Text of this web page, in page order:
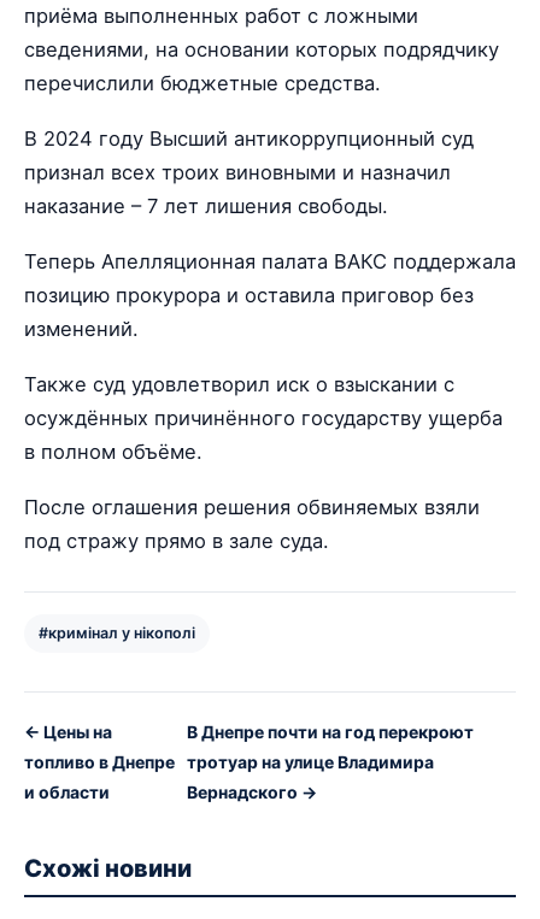
приёма выполненных работ с ложными
сведениями, на основании которых подрядчику
перечислили бюджетные средства.
В 2024 году Высший антикоррупционный суд
признал всех троих виновными и назначил
наказание – 7 лет лишения свободы.
Теперь Апелляционная палата ВАКС поддержала
позицию прокурора и оставила приговор без
изменений.
Также суд удовлетворил иск о взыскании с
осуждённых причинённого государству ущерба
в полном объёме.
После оглашения решения обвиняемых взяли
под стражу прямо в зале суда.
#кримінал у нікополі
← Цены на
топливо в Днепре
и области
В Днепре почти на год перекроют
тротуар на улице Владимира
Вернадского →
Схожі новини